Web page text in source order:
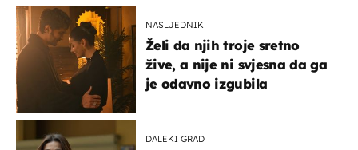
NASLJEDNIK
Želi da njih troje sretno
žive, a nije ni svjesna da ga
je odavno izgubila
DALEKI GRAD